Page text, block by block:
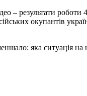
– результати роботи
окупантів
яка ситуація